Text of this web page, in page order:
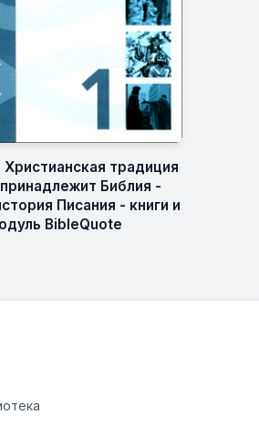
традиция
Библия -
Писания - книги и
BibleQuote